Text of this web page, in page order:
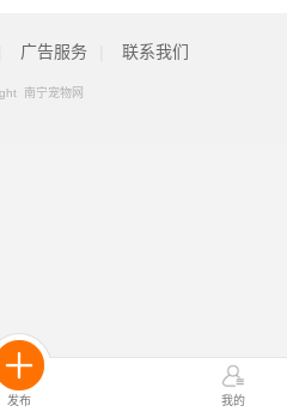
发布 我的
广告服务 联系我们
南宁宠物网